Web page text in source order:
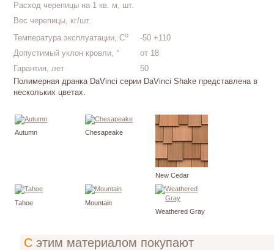
Расход черепицы на 1 кв. м, шт.
Вес черепицы, кг/шт.
Температура эксплуатации, Со
-50 +110
Допустимый уклон кровли, °
от 18
Гарантия, лет
50
Полимерная дранка DaVinci серии DaVinci Shake представлена в
нескольких цветах.
Autumn Chesapeake
New Cedar
Tahoe
Mountain
Weathered Gray
С этим материалом покупают